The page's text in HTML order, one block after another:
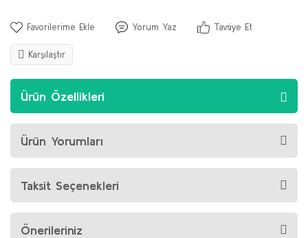
Yorum Yaz Tavsiye Et
Karşılaştır
Ürün Özellikleri
Ürün Yorumları
Taksit Seçenekleri
Önerileriniz